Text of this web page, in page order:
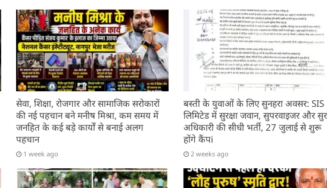
सेवा, शिक्षा, रोजगार और सामाजिक सरोकारों
की नई पहचान बने मनीष मिश्रा, कम समय में
जनहित के कई बड़े कार्यों से बनाई अलग
पहचान
1 week ago
बस्ती के युवाओं के लिए सुनहरा अवसर: SIS
लिमिटेड में सुरक्षा जवान, सुपरवाइजर और
अधिकारी की सीधी भर्ती, 27 जुलाई से शुरू
होंगे कैंपi
2 weeks ago